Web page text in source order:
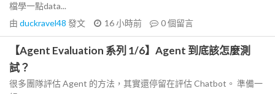
檔學一點data...
由 duckravel48 發文 16 小時前 0個留言
【Agent Evaluation 系列 1/6】Agent 到底該怎麼測
試？
很多團隊評估 Agent 的方法，其實還停留在評估 Chatbot。 準備一